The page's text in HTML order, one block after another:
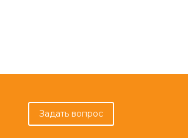
Задать вопрос